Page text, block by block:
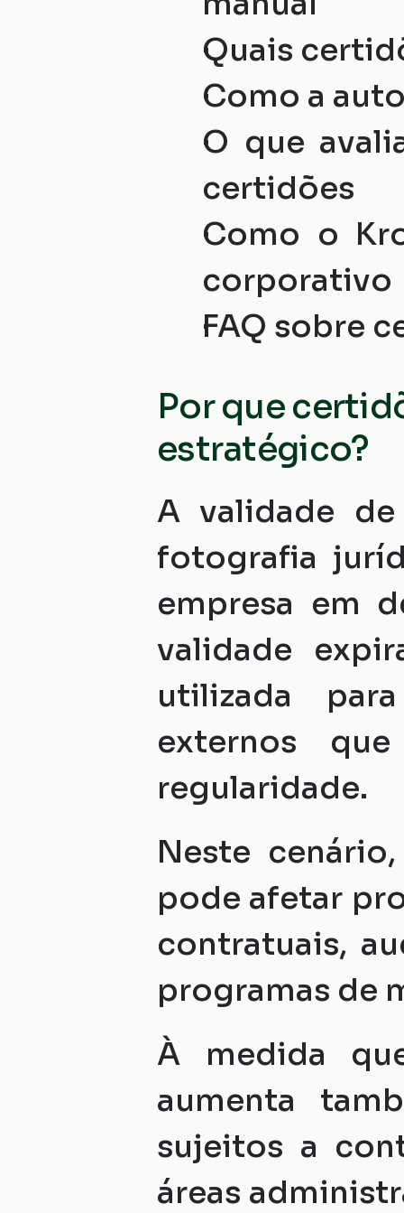
Quais
Como a
O que
certidões
Como o
corporativo
FAQ sobre
Por que
estratégico?
A validade
fotografia
empresa em
validade
utilizada
externos
regularidade.
Neste
pode afetar
contratuais,
programas de
À medida
aumenta
sujeitos a
áreas